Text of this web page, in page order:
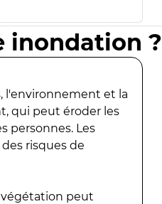
inondation ?
l'environnement et la
qui peut éroder les
personnes. Les
risques de
végétation peut